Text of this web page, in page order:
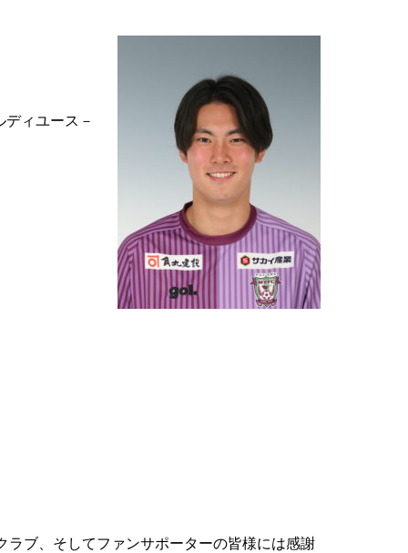
ディユース－
ブ、そしてファンサポーターの皆様には感謝